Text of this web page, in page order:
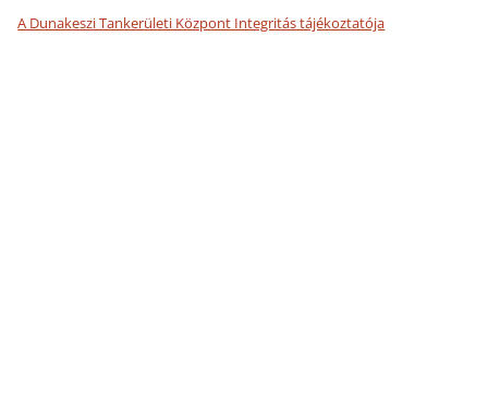
A Dunakeszi Tankerületi Központ Integritás tájékoztatója